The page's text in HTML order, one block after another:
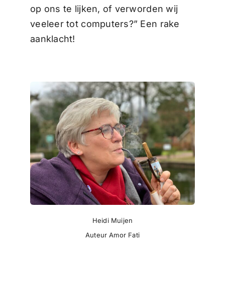
op ons te lijken, of verworden wij
veeleer tot computers?” Een rake
aanklacht!
Heidi Muijen
Auteur Amor Fati